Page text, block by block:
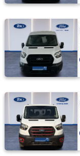
ÇİFT
KAMYONET
350
M
VAN
2.2
350
MF
VAN
350ED
KAMYONET